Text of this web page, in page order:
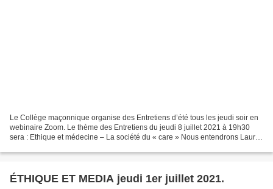
Le Collège maçonnique organise des Entretiens d’été tous les jeudi soir en
webinaire Zoom. Le thème des Entretiens du jeudi 8 juillet 2021 à 19h30
sera : Ethique et médecine – La société du « care » Nous entendrons Laura
ÉTHIQUE ET MEDIA jeudi 1er juillet 2021.